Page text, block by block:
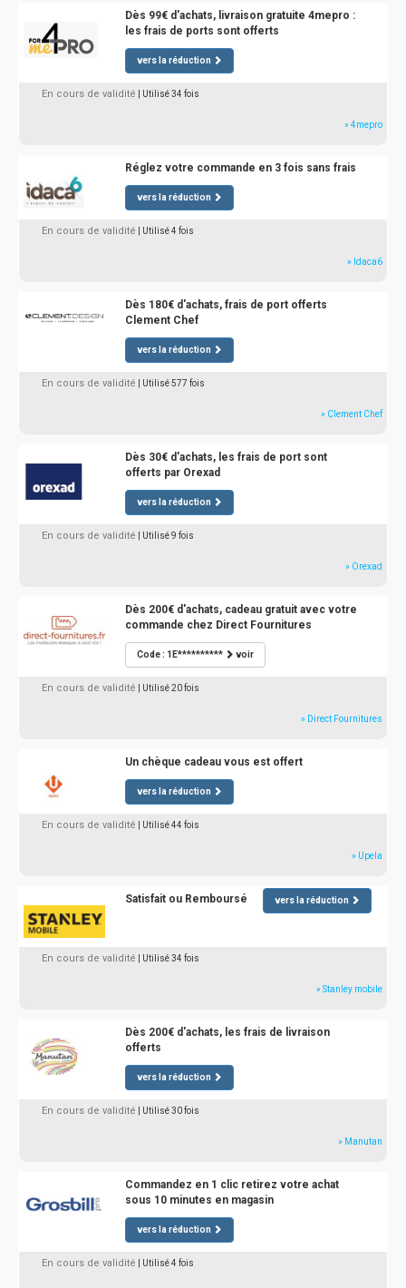
Dès 99€ d'achats, livraison gratuite 4mepro :
les frais de ports sont offerts
vers la réduction
En cours de validité | Utilisé 34 fois
» 4mepro
Réglez votre commande en 3 fois sans frais
vers la réduction
En cours de validité | Utilisé 4 fois
» Idaca6
Dès 180€ d'achats, frais de port offerts
Clement Chef
vers la réduction
En cours de validité | Utilisé 577 fois
» Clement Chef
Dès 30€ d'achats, les frais de port sont
offerts par Orexad
vers la réduction
En cours de validité | Utilisé 9 fois
» Orexad
Dès 200€ d'achats, cadeau gratuit avec votre
commande chez Direct Fournitures
Code : 1E********** voir
En cours de validité | Utilisé 20 fois
» Direct Fournitures
Un chèque cadeau vous est offert
vers la réduction
En cours de validité | Utilisé 44 fois
» Upela
Satisfait ou Remboursé vers la réduction
En cours de validité | Utilisé 34 fois
» Stanley mobile
Dès 200€ d'achats, les frais de livraison
offerts
vers la réduction
En cours de validité | Utilisé 30 fois
» Manutan
Commandez en 1 clic retirez votre achat
sous 10 minutes en magasin
vers la réduction
En cours de validité | Utilisé 4 fois